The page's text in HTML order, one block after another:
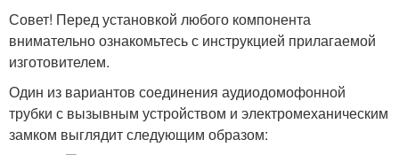
Совет! Перед установкой любого компонента
внимательно ознакомьтесь с инструкцией прилагаемой
изготовителем.
Один из вариантов соединения аудиодомофонной
трубки с вызывным устройством и электромеханическим
замком выглядит следующим образом: